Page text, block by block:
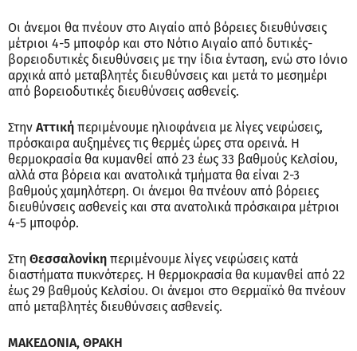
Οι άνεμοι θα πνέουν στο Αιγαίο από βόρειες διευθύνσεις
μέτριοι 4-5 μποφόρ και στο Νότιο Αιγαίο από δυτικές-
βορειοδυτικές διευθύνσεις με την ίδια ένταση, ενώ στο Ιόνιο
αρχικά από μεταβλητές διευθύνσεις και μετά το μεσημέρι
από βορειοδυτικές διευθύνσεις ασθενείς.
Στην Αττική περιμένουμε ηλιοφάνεια με λίγες νεφώσεις,
πρόσκαιρα αυξημένες τις θερμές ώρες στα ορεινά. Η
θερμοκρασία θα κυμανθεί από 23 έως 33 βαθμούς Κελσίου,
αλλά στα βόρεια και ανατολικά τμήματα θα είναι 2-3
βαθμούς χαμηλότερη. Οι άνεμοι θα πνέουν από βόρειες
διευθύνσεις ασθενείς και στα ανατολικά πρόσκαιρα μέτριοι
4-5 μποφόρ.
Στη Θεσσαλονίκη περιμένουμε λίγες νεφώσεις κατά
διαστήματα πυκνότερες. Η θερμοκρασία θα κυμανθεί από 22
έως 29 βαθμούς Κελσίου. Οι άνεμοι στο Θερμαϊκό θα πνέουν
από μεταβλητές διευθύνσεις ασθενείς.
ΜΑΚΕΔΟΝΙΑ, ΘΡΑΚΗ